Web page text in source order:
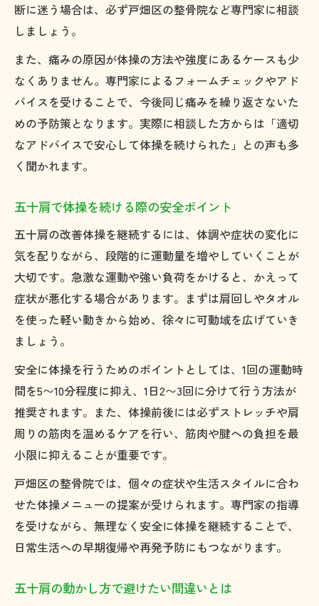
断に迷う場合は、必ず戸畑区の整骨院など専門家に相談
しましょう。
また、痛みの原因が体操の方法や強度にあるケースも少
なくありません。専門家によるフォームチェックやアド
バイスを受けることで、今後同じ痛みを繰り返さないた
めの予防策となります。実際に相談した方からは「適切
なアドバイスで安心して体操を続けられた」との声も多
く聞かれます。
五十肩で体操を続ける際の安全ポイント
五十肩の改善体操を継続するには、体調や症状の変化に
気を配りながら、段階的に運動量を増やしていくことが
大切です。急激な運動や強い負荷をかけると、かえって
症状が悪化する場合があります。まずは肩回しやタオル
を使った軽い動きから始め、徐々に可動域を広げていき
ましょう。
安全に体操を行うためのポイントとしては、1回の運動時
間を5〜10分程度に抑え、1日2〜3回に分けて行う方法が
推奨されます。また、体操前後には必ずストレッチや肩
周りの筋肉を温めるケアを行い、筋肉や腱への負担を最
小限に抑えることが重要です。
戸畑区の整骨院では、個々の症状や生活スタイルに合わ
せた体操メニューの提案が受けられます。専門家の指導
を受けながら、無理なく安全に体操を継続することで、
日常生活への早期復帰や再発予防にもつながります。
五十肩の動かし方で避けたい間違いとは